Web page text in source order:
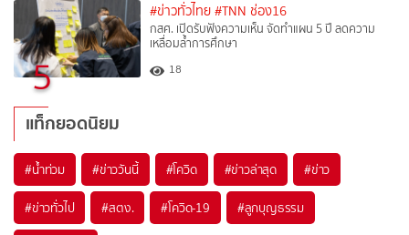
5
#ข่าวทั่วไทย #TNN ช่อง16
กสศ. เปิดรับฟังความเห็น จัดทำแผน 5 ปี ลดความ
เหลื่อมล้ำการศึกษา
18
แท็กยอดนิยม
#น้ำท่วม #ข่าววันนี้ #โควิด #ข่าวล่าสุด #ข่าว
#ข่าวทั่วไป #สตง. #โควิด-19 #ลูกบุญธรรม